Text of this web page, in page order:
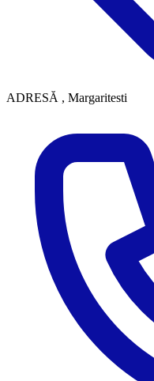
ADRESĂ , Margaritesti